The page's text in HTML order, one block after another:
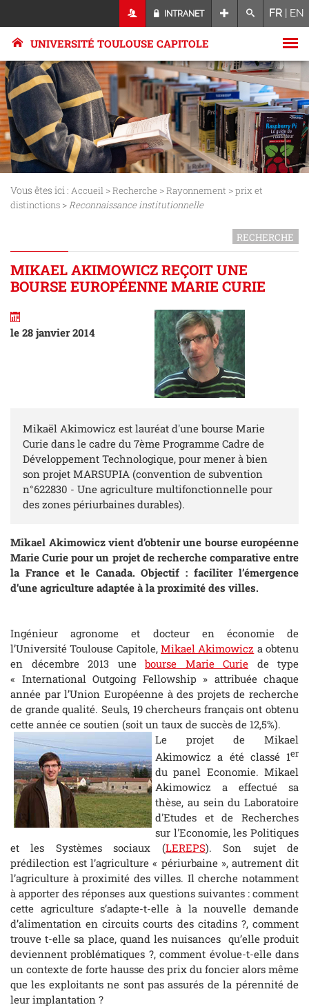
INTRANET FR | EN
UNIVERSITÉ TOULOUSE CAPITOLE
Vous êtes ici : Accueil >Recherche >Rayonnement >prix et
distinctions >Reconnaissance institutionnelle
RECHERCHE
MIKAEL AKIMOWICZ REÇOIT UNE
BOURSE EUROPÉENNE MARIE CURIE
le 28 janvier 2014
Mikaël Akimowicz est lauréat d'une bourse Marie
Curie dans le cadre du 7ème Programme Cadre de
Développement Technologique, pour mener à bien
son projet MARSUPIA (convention de subvention
n°622830 - Une agriculture multifonctionnelle pour
des zones périurbaines durables).
Mikael Akimowicz vient d’obtenir une bourse européenne
Marie Curie pour un projet de recherche comparative entre
la France et le Canada. Objectif : faciliter l’émergence
d’une agriculture adaptée à la proximité des villes.
Ingénieur agronome et docteur en économie de
l’Université Toulouse Capitole, Mikael Akimowicz a obtenu
en décembre 2013 une bourse Marie Curie de type
« International Outgoing Fellowship » attribuée chaque
année par l’Union Européenne à des projets de recherche
de grande qualité. Seuls, 19 chercheurs français ont obtenu
cette année ce soutien (soit un taux de succès de 12,5%).
Le projet de Mikael
Akimowicz a été classé 1er
du panel Economie. Mikael
Akimowicz a effectué sa
thèse, au sein du Laboratoire
d'Etudes et de Recherches
sur l'Economie, les Politiques
et les Systèmes sociaux (LEREPS). Son sujet de
prédilection est l’agriculture « périurbaine », autrement dit
l’agriculture à proximité des villes. Il cherche notamment
à apporter des réponses aux questions suivantes : comment
cette agriculture s’adapte-t-elle à la nouvelle demande
d’alimentation en circuits courts des citadins ?, comment
trouve t-elle sa place, quand les nuisances qu’elle produit
deviennent problématiques ?, comment évolue-t-elle dans
un contexte de forte hausse des prix du foncier alors même
que les exploitants ne sont pas assurés de la pérennité de
leur implantation ?